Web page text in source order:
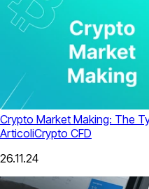
Crypto Market Making: The
ArticoliCrypto CFD
26.11.24